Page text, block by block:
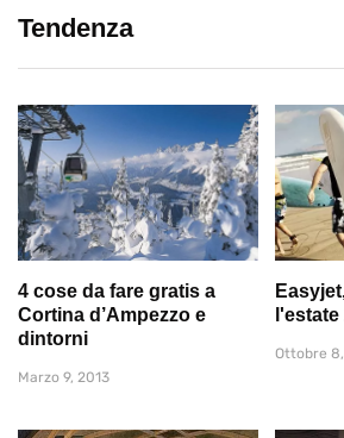
Tendenza
4 cose da fare gratis a
Cortina d’Ampezzo e
dintorni
Marzo 9, 2013
Ottobre